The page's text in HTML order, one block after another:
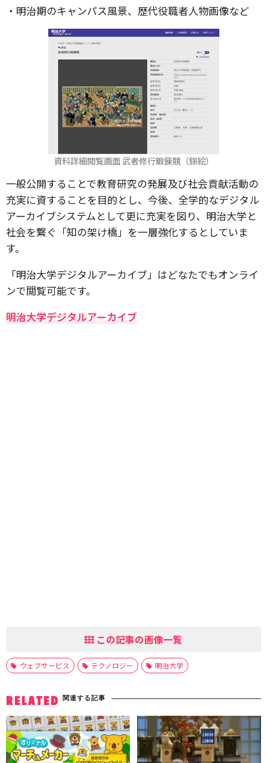
・明治期のキャンパス風景、歴代役職者人物画像など
資料詳細閲覧画面 武者修行鍛錬竸（錦絵）
一般公開することで教育研究の発展及び社会貢献活動の
充実に資することを目的とし、今後、全学的なデジタル
アーカイブシステムとして更に充実を図り、明治大学と
社会を繋ぐ「知の架け橋」を一層強化するとしていま
す。
「明治大学デジタルアーカイブ」はどなたでもオンライ
ンで閲覧可能です。
明治大学デジタルアーカイブ
この記事の画像一覧
ウェブサービス テクノロジー 明治大学
RELATED 関連する記事